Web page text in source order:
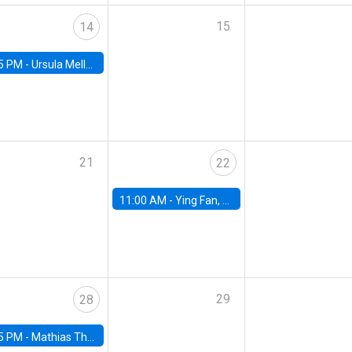
14
PM -Ursula Mello, Insper - Institute of Education and Research
15
21 22
11:00 AM -Ying Fan, University of Michigan
28
PM - Mathias Thoenig, University of Lausanne
29